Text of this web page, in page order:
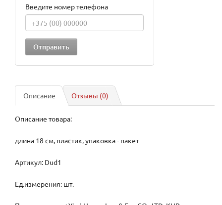
Введите номер телефона
Описание Отзывы (0)
Описание товара:
длина 18 см, пластик, упаковка - пакет
Артикул: Dud1
Ед.измерения: шт.